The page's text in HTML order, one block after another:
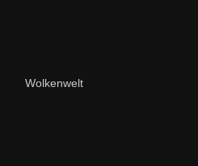
Wolkenwelt